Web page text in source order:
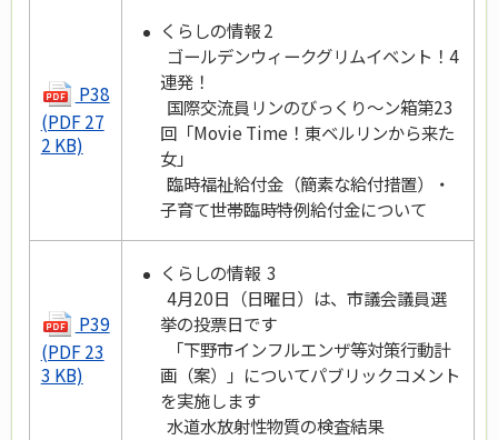
P38
(PDF 27
2 KB)
くらしの情報 2
ゴールデンウィークグリムイベント！4
連発！
国際交流員リンのびっくり～ン箱第23
回「Movie Time！東ベルリンから来た
女」
臨時福祉給付金（簡素な給付措置）・
子育て世帯臨時特例給付金について
P39
(PDF 23
3 KB)
くらしの情報 3
4月20日（日曜日）は、市議会議員選
挙の投票日です
「下野市インフルエンザ等対策行動計
画（案）」についてパブリックコメント
を実施します
水道水放射性物質の検査結果